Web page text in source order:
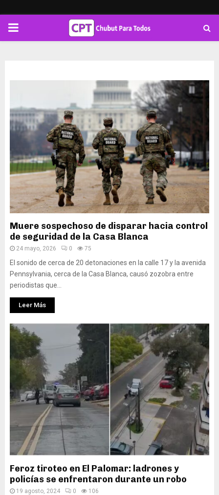
PRIMARY
Muere sospechoso de disparar hacia control
de seguridad de la Casa Blanca
24 mayo, 2026 0 75
El sonido de cerca de 20 detonaciones en la calle 17 y la avenida
Pennsylvania, cerca de la Casa Blanca, causó zozobra entre
periodistas que...
Leer Más
Feroz tiroteo en El Palomar: ladrones y
policías se enfrentaron durante un robo
19 agosto, 2024 0 106